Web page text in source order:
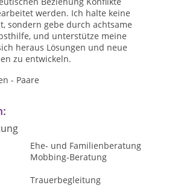
werden. Ich halte keine
sondern gebe durch achtsame
und unterstütze meine
heraus Lösungen und neue
zu entwickeln.
- Paare
Ehe- und Familienberatung
Mobbing-Beratung
Trauerbegleitung